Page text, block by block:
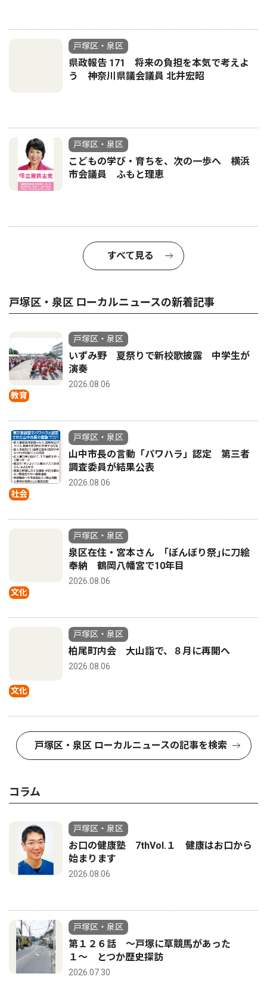
戸塚区・泉区
県政報告 171 将来の負担を本気で考えよ
う 神奈川県議会議員 北井宏昭
戸塚区・泉区
こどもの学び・育ちを、次の一歩へ 横浜
市会議員 ふもと理恵
すべて見る
戸塚区・泉区 ローカルニュースの新着記事
教育
戸塚区・泉区
いずみ野 夏祭りで新校歌披露 中学生が
演奏
2026.08.06
社会
戸塚区・泉区
山中市長の言動「パワハラ」認定 第三者
調査委員が結果公表
2026.08.06
文化
戸塚区・泉区
泉区在住・宮本さん ｢ぼんぼり祭｣に刀絵
奉納 鶴岡八幡宮で10年目
2026.08.06
文化
戸塚区・泉区
柏尾町内会 大山詣で、８月に再開へ
2026.08.06
戸塚区・泉区 ローカルニュースの記事を検索
コラム
戸塚区・泉区
お口の健康塾 7thVol.１ 健康はお口から
始まります
2026.08.06
戸塚区・泉区
第１２６話 〜戸塚に草競馬があった
１〜 とつか歴史探訪
2026.07.30